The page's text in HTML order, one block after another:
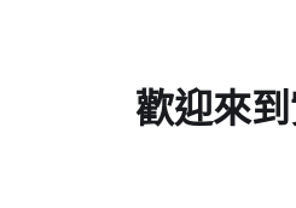
歡迎來